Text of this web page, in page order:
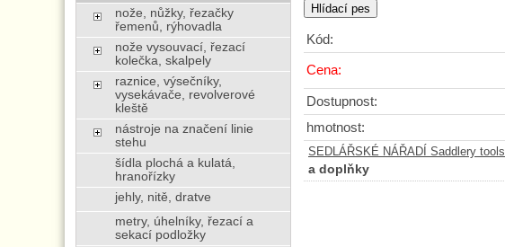
Kód:
Cena:
Dostupnost:
hmotnost:
SEDLÁŘSKÉ NÁŘADÍ Saddlery tools
a doplňky
nože, nůžky, řezačky
řemenů, rýhovadla
nože vysouvací, řezací
kolečka, skalpely
raznice, výsečníky,
vysekávače, revolverové
kleště
nástroje na značení linie
stehu
šídla plochá a kulatá,
hranořízky
jehly, nitě, dratve
metry, úhelníky, řezací a
sekací podložky